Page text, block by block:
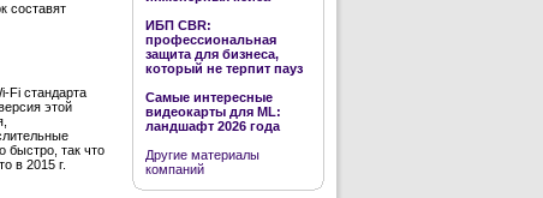
составят
Fi стандарта
этой
быстро, так что
в 2015 г.
ИБП CBR:
профессиональная
защита для бизнеса,
который не терпит пауз
Самые интересные
видеокарты для ML:
ландшафт 2026 года
Другие материалы
компаний